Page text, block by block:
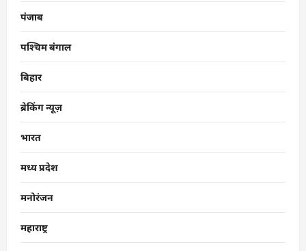
पंजाब
पश्चिम बंगाल
बिहार
ब्रेकिंग न्यूज़
भारत
मध्य प्रदेश
मनोरंजन
महाराष्ट्र